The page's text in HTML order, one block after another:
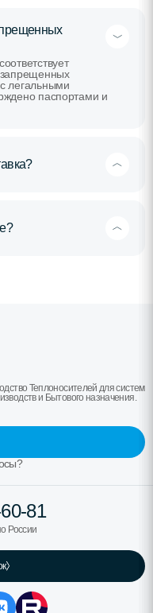
запрещенных
легальными
паспортами и
Теплоносителей для систем
и Бытового назначения.
81
России